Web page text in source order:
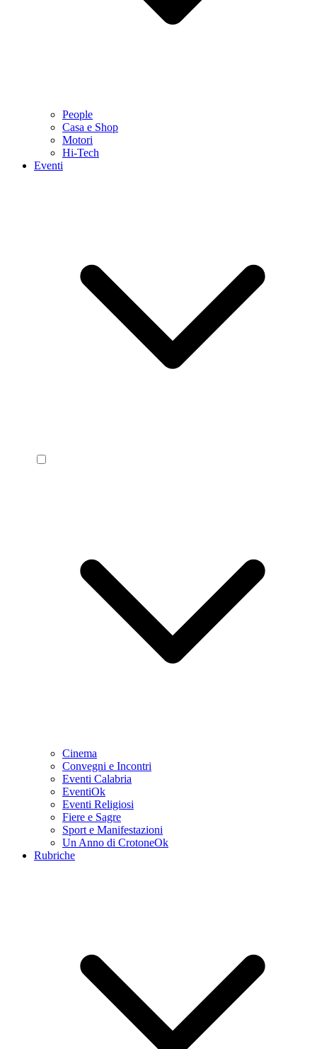
People
Casa e Shop
Motori
Hi-Tech
Eventi
Cinema
Convegni e Incontri
Eventi Calabria
EventiOk
Eventi Religiosi
Fiere e Sagre
Sport e Manifestazioni
Un Anno di CrotoneOk
Rubriche